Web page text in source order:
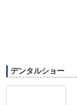
デンタルショー